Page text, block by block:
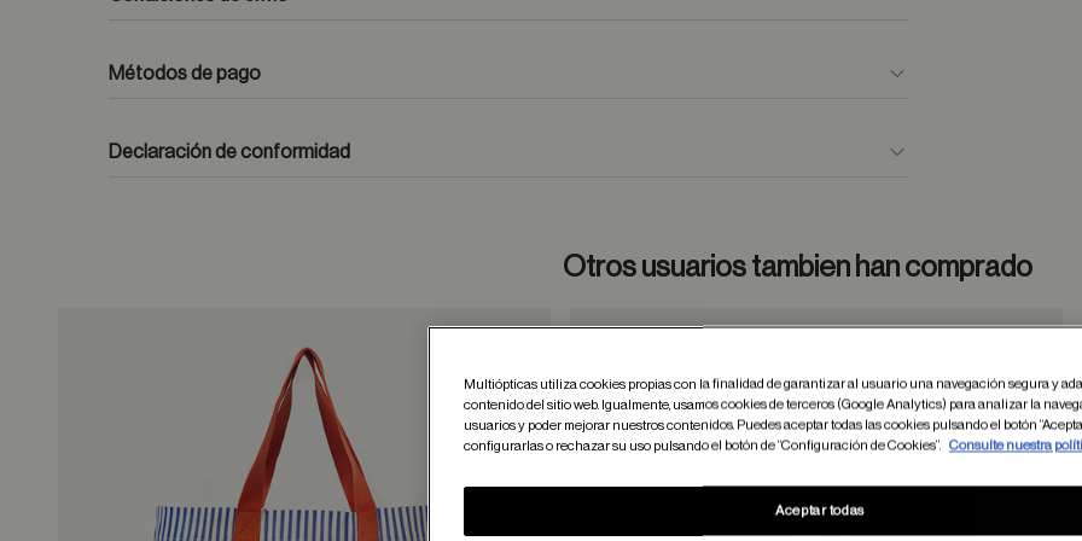
formulario de contacto
Métodos de pago
Declaración de conformidad
Otros usuarios tambien han comprado
Multiópticas utiliza cookies propias con la finalidad de garantizar al usuario una navegación segura y
contenido del sitio web. Igualmente, usamos cookies de terceros (Google Analytics) para analizar la
usuarios y poder mejorar nuestros contenidos. Puedes aceptar todas las cookies pulsando el botón
configurarlas o rechazar su uso pulsando el botón de “Configuración de Cookies”.
Consulte nuestra
Aceptar todas